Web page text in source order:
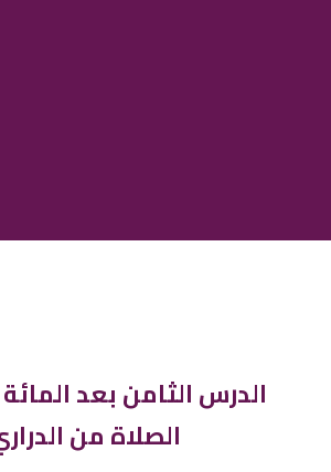
الدرس الثامن بعد
الصلاة من